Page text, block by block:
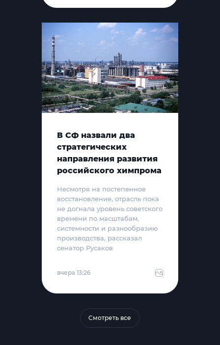
В СФ назвали два
стратегических
направления развития
российского химпрома
Несмотря на постепенное
восстановление, отрасль пока
не догнала уровень советского
времени по масштабам,
системности и разнообразию
производства, рассказал
сенатор Русаков
вчера 13:26
Смотреть все